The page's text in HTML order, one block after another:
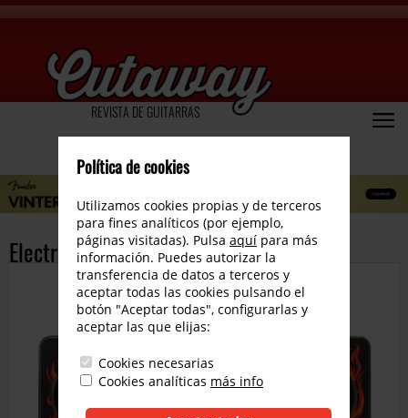
REVISTA DE GUITARRAS
Electro Harmonix Hell Melter
Política de cookies
Utilizamos cookies propias y de terceros
para fines analíticos (por ejemplo,
páginas visitadas). Pulsa aquí para más
información. Puedes autorizar la
transferencia de datos a terceros y
aceptar todas las cookies pulsando el
botón "Aceptar todas", configurarlas y
aceptar las que elijas:
Cookies necesarias
Cookies analíticas más info